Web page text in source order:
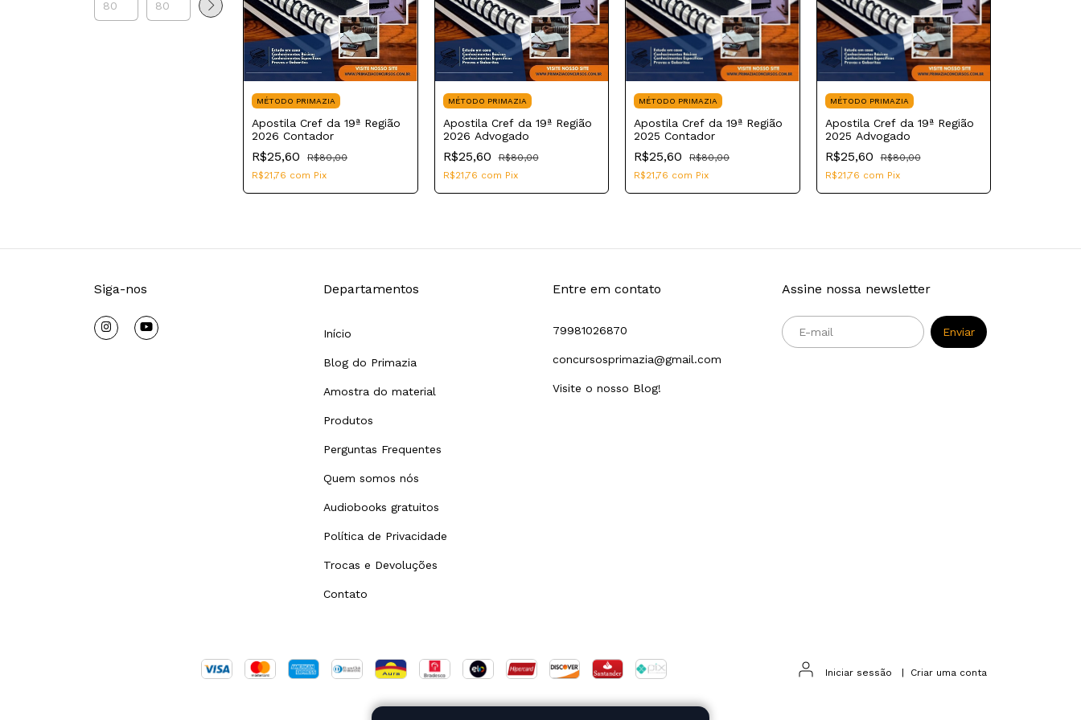
MÉTODO PRIMAZIA
Apostila Cref da 19ª Região
2026 Contador
R$25,60
R$80,00
R$21,76 com Pix
MÉTODO PRIMAZIA
Apostila Cref da 19ª Região
2026 Advogado
R$25,60
R$80,00
R$21,76 com Pix
MÉTODO PRIMAZIA
Apostila Cref da 19ª Região
2025 Contador
R$25,60
R$80,00
R$21,76 com Pix
MÉTODO PRIMAZIA
Apostila Cref da 19ª Região
2025 Advogado
R$25,60
R$80,00
R$21,76 com Pix
Siga-nos Departamentos
Início
Blog do Primazia
Amostra do material
Produtos
Perguntas Frequentes
Quem somos nós
Audiobooks gratuitos
Política de Privacidade
Trocas e Devoluções
Contato
Entre em contato
79981026870
concursosprimazia@gmail.com
Visite o nosso Blog!
Assine nossa newsletter
Iniciar sessão | Criar uma conta